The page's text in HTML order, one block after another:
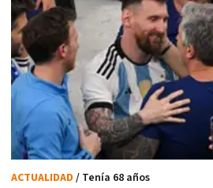
ACTUALIDAD / Tenía 68 años